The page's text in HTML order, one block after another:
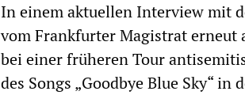
In einem aktuellen Interview mit
vom Frankfurter Magistrat erneut
bei einer früheren Tour
des Songs „Goodbye Blue Sky“ in